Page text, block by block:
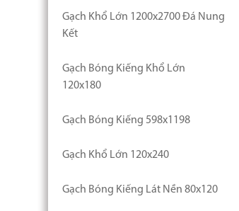
Gạch Khổ Lớn 1200x2700 Đá Nung
Kết
Gạch Bóng Kiếng Khổ Lớn
120x180
Gạch Bóng Kiếng 598x1198
Gạch Khổ Lớn 120x240
Gạch Bóng Kiếng Lát Nền 80x120